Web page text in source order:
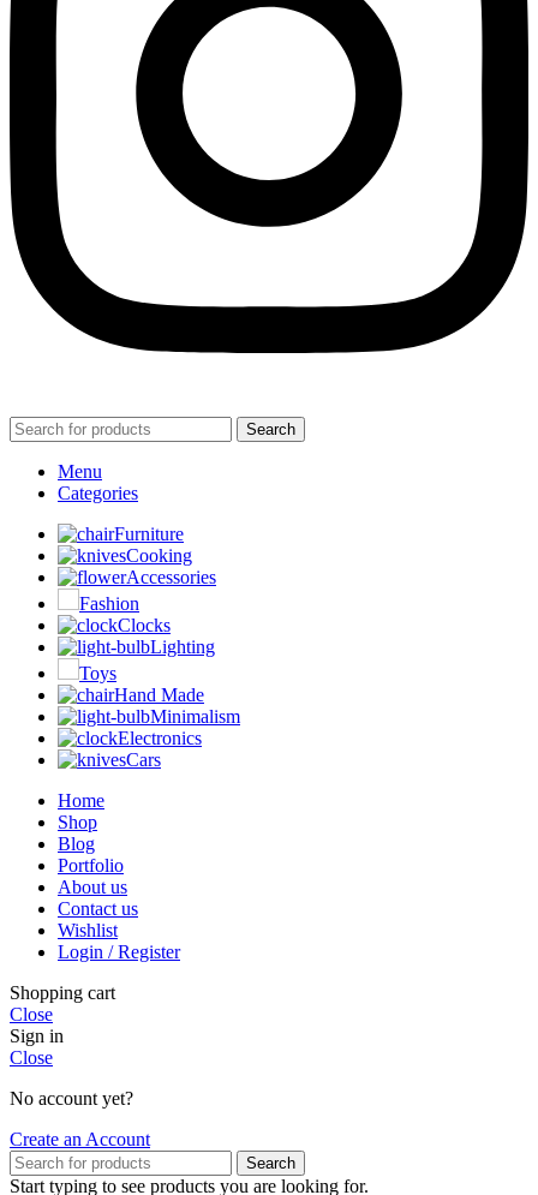
Search
Menu
Categories
Furniture
Cooking
Accessories
Fashion
Clocks
Lighting
Toys
Hand Made
Minimalism
Electronics
Cars
Home
Shop
Blog
Portfolio
About us
Contact us
Wishlist
Login / Register
Shopping cart
Close
Sign in
Close
No account yet?
Create an Account
Search
Start typing to see products you are looking for.